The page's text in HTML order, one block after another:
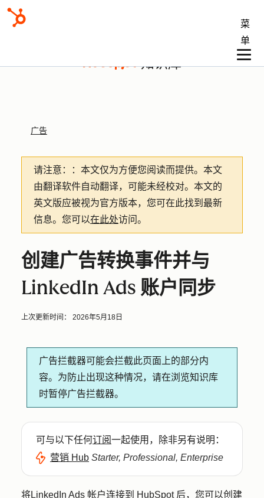
菜
单
知识库
广告
请注意： ：本文仅为方便您阅读而提供。 本文
由翻译软件自动翻译，可能未经校对。本文的
英文版应被视为官方版本，您可在此找到最新
信息。您可以在此处访问。
创建广告转换事件并与
LinkedIn Ads 账户同步
上次更新时间： 2026年5月18日
广告拦截器可能会拦截此页面上的部分内
容。为防止出现这种情况，请在浏览知识库
时暂停广告拦截器。
可与以下任何订阅一起使用，除非另有说明：
营销 Hub Starter, Professional, Enterprise
将LinkedIn Ads 帐户连接到 HubSpot 后，您可以创建